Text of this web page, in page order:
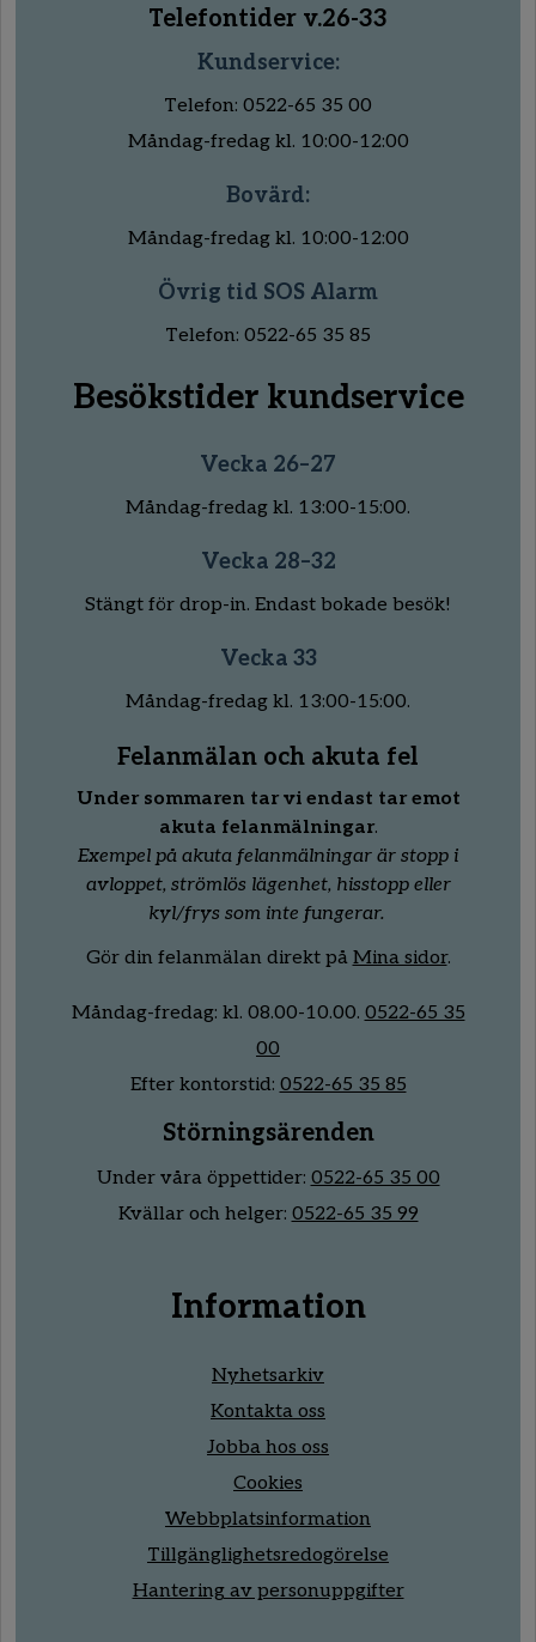
Telefontider v.26-33
Kundservice:
Telefon: 0522-65 35 00
Måndag-fredag kl. 10:00-12:00
Bovärd:
Måndag-fredag kl. 10:00-12:00
Övrig tid SOS Alarm
Telefon: 0522-65 35 85
Besökstider kundservice
Vecka 26–27
Måndag-fredag kl. 13:00-15:00.
Vecka 28–32
Stängt för drop-in. Endast bokade besök!
Vecka 33
Måndag-fredag kl. 13:00-15:00.
Felanmälan och akuta fel
Under sommaren tar vi endast tar emot
akuta felanmälningar.
Exempel på akuta felanmälningar är stopp i
avloppet, strömlös lägenhet, hisstopp eller
kyl/frys som inte fungerar.
Gör din felanmälan direkt på Mina sidor.
Måndag-fredag: kl. 08.00-10.00. 0522-65 35
00
Efter kontorstid: 0522-65 35 85
Störningsärenden
Under våra öppettider: 0522-65 35 00
Kvällar och helger: 0522-65 35 99
Information
Nyhetsarkiv
Kontakta oss
Jobba hos oss
Cookies
Webbplatsinformation
Tillgänglighetsredogörelse
Hantering av personuppgifter